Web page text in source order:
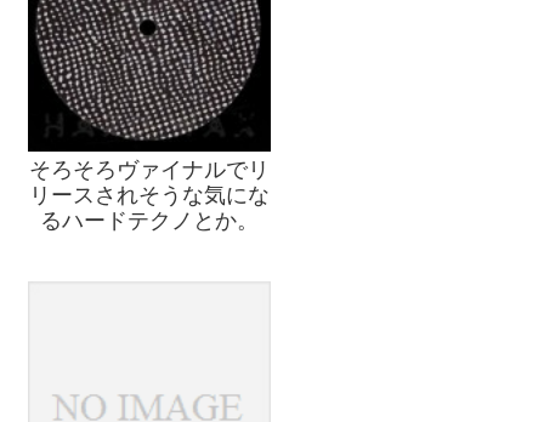
そろそろヴァイナルでリ
リースされそうな気にな
るハードテクノとか。